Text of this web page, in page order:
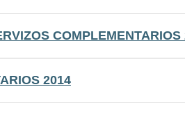
COMPLEMENTARIOS
2014